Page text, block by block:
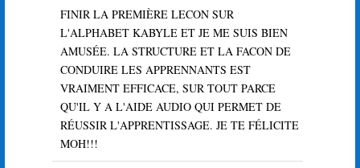
FINIR LA PREMIÈRE LECON SUR
L'ALPHABET KABYLE ET JE ME SUIS BIEN
AMUSÉE. LA STRUCTURE ET LA FACON DE
CONDUIRE LES APPRENNANTS EST
VRAIMENT EFFICACE, SUR TOUT PARCE
QU'IL Y A L'AIDE AUDIO QUI PERMET DE
RÉUSSIR L'APPRENTISSAGE. JE TE FÉLICITE
MOH!!!